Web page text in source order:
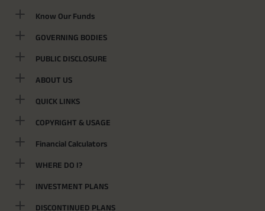
Know Our Funds
GOVERNING BODIES
PUBLIC DISCLOSURE
ABOUT US
QUICK LINKS
COPYRIGHT & USAGE
Financial Calculators
WHERE DO I?
INVESTMENT PLANS
DISCONTINUED PLANS